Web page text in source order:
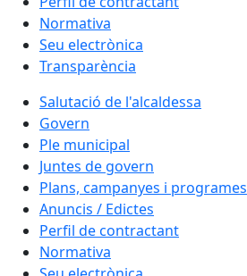
Normativa
Seu electrònica
Transparència
Salutació de l'alcaldessa
Govern
Ple municipal
Juntes de govern
Plans, campanyes i programes
Anuncis / Edictes
Perfil de contractant
Normativa